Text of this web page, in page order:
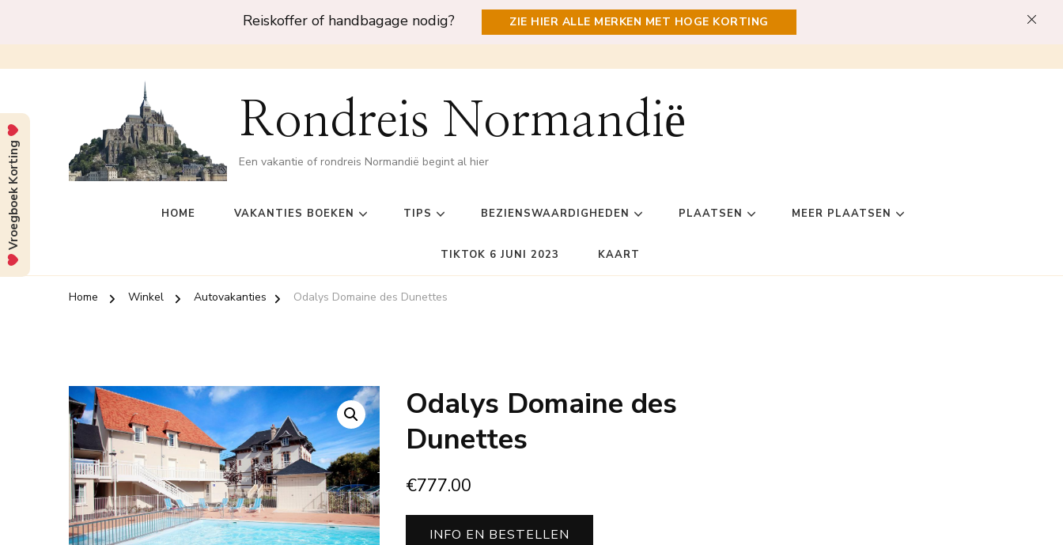
Reiskoffer of handbagage nodig? ZIE HIER ALLE MERKEN MET HOGE KORTING
Rondreis Normandië
Een vakantie of rondreis Normandië begint al hier
HOME VAKANTIES BOEKEN TIPS BEZIENSWAARDIGHEDEN PLAATSEN MEER PLAATSEN
TIKTOK 6 JUNI 2023 KAART
Home Winkel Autovakanties Odalys Domaine des Dunettes
Odalys Domaine des
Dunettes
€777.00
INFO EN BESTELLEN
Vroegboek Korting